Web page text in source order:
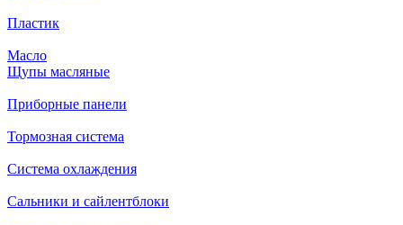
Пластик
Масло
Щупы масляные
Приборные панели
Тормозная система
Система охлаждения
Сальники и сайлентблоки